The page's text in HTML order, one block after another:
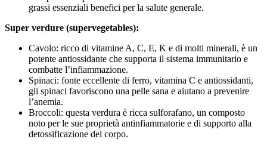
grassi essenziali benefici per la salute generale.
Super verdure (supervegetables):
Cavolo: ricco di vitamine A, C, E, K e di molti minerali, è un
potente antiossidante che supporta il sistema immunitario e
combatte l’infiammazione.
Spinaci: fonte eccellente di ferro, vitamina C e antiossidanti,
gli spinaci favoriscono una pelle sana e aiutano a prevenire
l’anemia.
Broccoli: questa verdura è ricca sulforafano, un composto
noto per le sue proprietà antinfiammatorie e di supporto alla
detossificazione del corpo.